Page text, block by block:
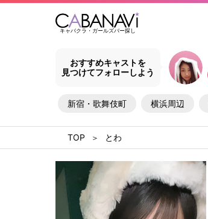
キャバクラ・ガールズバー探し
おすすめキャストを
見つけてフォローしよう
新宿・歌舞伎町 横浜周辺
とわ